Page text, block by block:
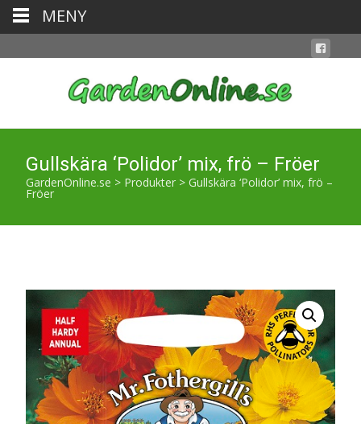
Gullskära ‘Polidor’ mix, frö – Fröer
GardenOnline.se > Produkter > Gullskära ‘Polidor’ mix, frö –
Fröer
MENY